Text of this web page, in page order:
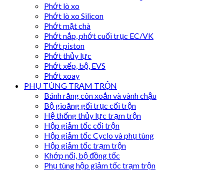
Phớt lò xo
Phớt lò xo Silicon
Phớt mặt chà
Phớt nắp, phớt cuối trục EC/VK
Phớt piston
Phớt thủy lực
Phớt xếp, bộ, EVS
Phớt xoay
PHỤ TÙNG TRẠM TRỘN
Bánh răng côn xoắn và vành chậu
Bộ gioăng gối trục cối trộn
Hệ thống thủy lực trạm trộn
Hộp giảm tốc cối trộn
Hộp giảm tốc Cyclo và phụ tùng
Hộp giảm tốc trạm trộn
Khớp nối, bộ đồng tốc
Phụ tùng hộp giảm tốc trạm trộn